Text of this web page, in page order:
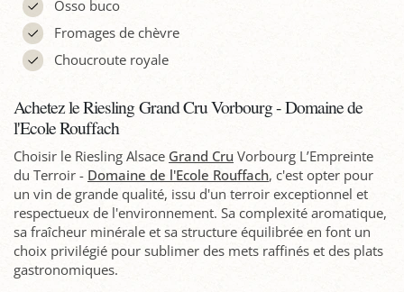
Osso buco
Fromages de chèvre
Choucroute royale
Achetez le Riesling Grand Cru Vorbourg - Domaine de
l'Ecole Rouffach
Choisir le Riesling Alsace Grand Cru Vorbourg L’Empreinte
du Terroir - Domaine de l'Ecole Rouffach, c'est opter pour
un vin de grande qualité, issu d'un terroir exceptionnel et
respectueux de l'environnement. Sa complexité aromatique,
sa fraîcheur minérale et sa structure équilibrée en font un
choix privilégié pour sublimer des mets raffinés et des plats
gastronomiques.